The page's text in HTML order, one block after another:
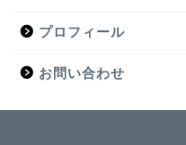
プロフィール
お問い合わせ